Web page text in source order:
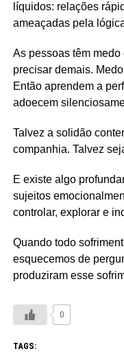
líquidos: relações
ameaçadas pela
As pessoas têm
precisar demais.
Então aprendem a
adoecem
Talvez a solidão
companhia. Talvez
E existe algo
sujeitos
controlar, explorar e
Quando todo
esquecemos de
produziram esse
0
TAGS: